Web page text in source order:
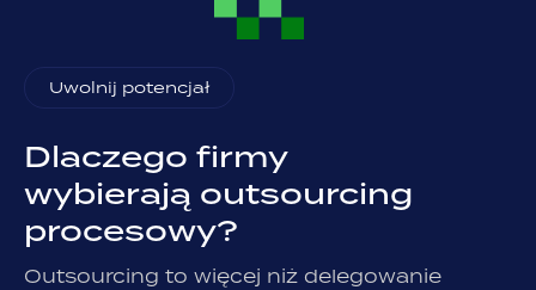
Uwolnij potencjał
Dlaczego firmy
wybierają outsourcing
procesowy?
Outsourcing to więcej niż delegowanie